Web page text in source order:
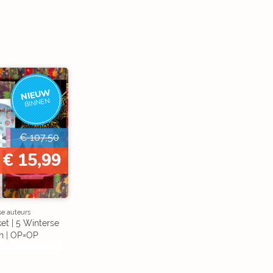
NIEUW
BINNEN
€ 107,50
€ 15,99
auteurs
| 5 Winterse
| OP=OP